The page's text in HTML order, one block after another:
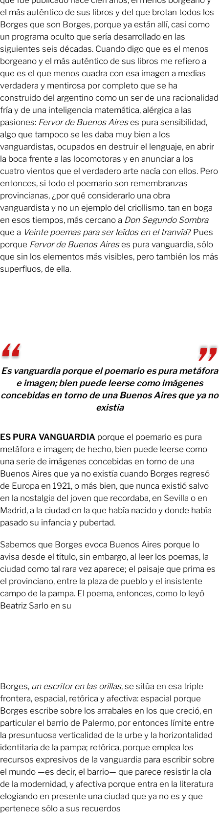
el más auténtico de sus libros y del que brotan todos los
Borges que son Borges, porque ya están allí, casi como
un programa oculto que sería desarrollado en las
siguientes seis décadas. Cuando digo que es el menos
borgeano y el más auténtico de sus libros me refiero a
que es el que menos cuadra con esa imagen a medias
verdadera y mentirosa por completo que se ha
construido del argentino como un ser de una racionalidad
fría y de una inteligencia matemática, alérgica a las
pasiones: Fervor de Buenos Aireses pura sensibilidad,
algo que tampoco se les daba muy bien a los
vanguardistas, ocupados en destruir el lenguaje, en abrir
la boca frente a las locomotoras y en anunciar a los
cuatro vientos que el verdadero arte nacía con ellos. Pero
entonces, si todo el poemario son remembranzas
provincianas, ¿por qué considerarlo una obra
vanguardista y no un ejemplo del criollismo, tan en boga
en esos tiempos, más cercano a Don Segundo Sombra
que a Veinte poemas para ser leídos en el tranvía? Pues
porque Fervor de Buenos Aireses pura vanguardia, sólo
que sin los elementos más visibles, pero también los más
superfluos, de ella.
Es vanguardia porque el poemario es pura metáfora
e imagen; bien puede leerse como imágenes
concebidas en torno de una Buenos Aires que ya no
existía
ES PURA VANGUARDIA porque el poemario es pura
metáfora e imagen; de hecho, bien puede leerse como
una serie de imágenes concebidas en torno de una
Buenos Aires que ya no existía cuando Borges regresó
de Europa en 1921, o más bien, que nunca existió salvo
en la nostalgia del joven que recordaba, en Sevilla o en
Madrid, a la ciudad en la que había nacido y donde había
pasado su infancia y pubertad.
Sabemos que Borges evoca Buenos Aires porque lo
avisa desde el título, sin embargo, al leer los poemas, la
ciudad como tal rara vez aparece; el paisaje que prima es
el provinciano, entre la plaza de pueblo y el insistente
campo de la pampa. El poema, entonces, como lo leyó
Beatriz Sarlo en su
Borges, un escritor en las orillas, se sitúa en esa triple
frontera, espacial, retórica y afectiva: espacial porque
Borges escribe sobre los arrabales en los que creció, en
particular el barrio de Palermo, por entonces límite entre
la presuntuosa verticalidad de la urbe y la horizontalidad
identitaria de la pampa; retórica, porque emplea los
recursos expresivos de la vanguardia para escribir sobre
el mundo —es decir, el barrio— que parece resistir la ola
de la modernidad, y afectiva porque entra en la literatura
elogiando en presente una ciudad que ya no es y que
pertenece sólo a sus recuerdos